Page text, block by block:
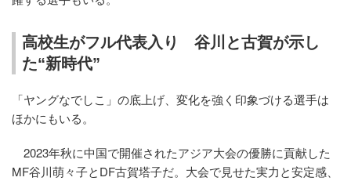
高校生がフル代表入り 谷川と古賀が示し
た“新時代”
「ヤングなでしこ」の底上げ、変化を強く印象づける選手は
ほかにもいる。
2023年秋に中国で開催されたアジア大会の優勝に貢献した
MF谷川萌々子とDF古賀塔子だ。大会で見せた実力と安定感、